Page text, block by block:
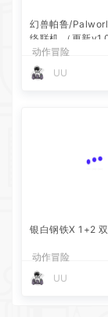
幻兽帕鲁/
络联机 （更新
动作冒险
UU
银白钢铁X 1+2
动作冒险
UU